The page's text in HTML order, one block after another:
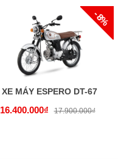
- 8%
XE MÁY ESPERO DT-67
16.400.000₫ 17.900.000₫